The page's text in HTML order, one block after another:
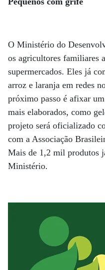
O Ministério do
os agricultores familiares
supermercados. Eles já
arroz e laranja em redes
próximo passo é afixar
mais elaborados, como
projeto será oficializado
com a Associação
Mais de 1,2 mil produtos
Ministério.